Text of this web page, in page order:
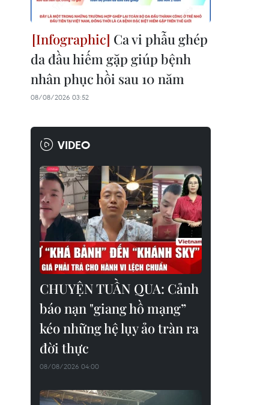
Ca vi phẫu ghép
da đầu hiếm gặp giúp bệnh
nhân phục hồi sau 10 năm
08/08/2026 03:52
VIDEO
CHUYỆN TUẦN QUA: Cảnh
báo nạn "giang hồ mạng”
kéo những hệ lụy ảo tràn ra
đời thực
08/08/2026 04:00